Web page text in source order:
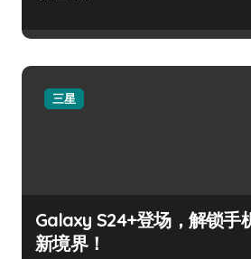
三星
Galaxy S24+登场，解锁手
新境界！